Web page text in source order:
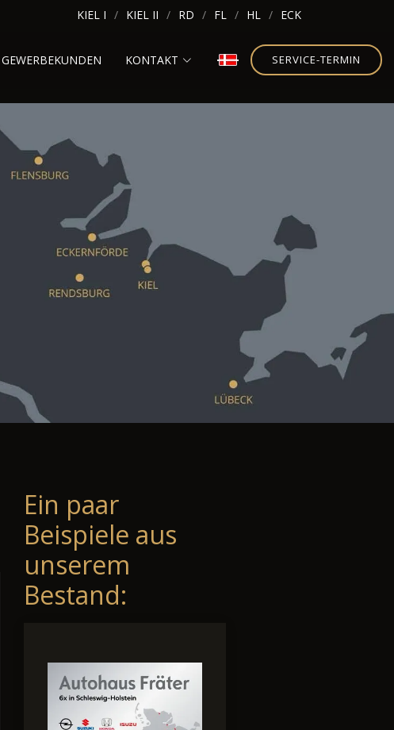
KIEL I KIEL II RD FL HL ECK
GEWERBEKUNDEN KONTAKT SERVICE-TERMIN
Ein paar
Beispiele aus
unserem
Bestand: